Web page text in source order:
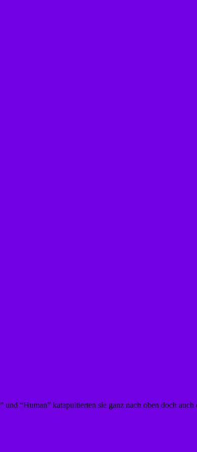
und “Human” katapultierten sie ganz nach oben doch